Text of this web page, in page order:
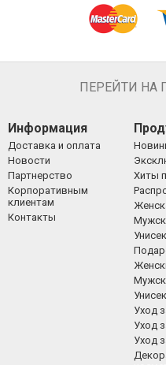
ПЕРЕЙТИ НА
Информация
Доставка и оплата
Новости
Партнерство
Корпоративным
клиентам
Контакты
Хиты
Уход
Уход
Уход